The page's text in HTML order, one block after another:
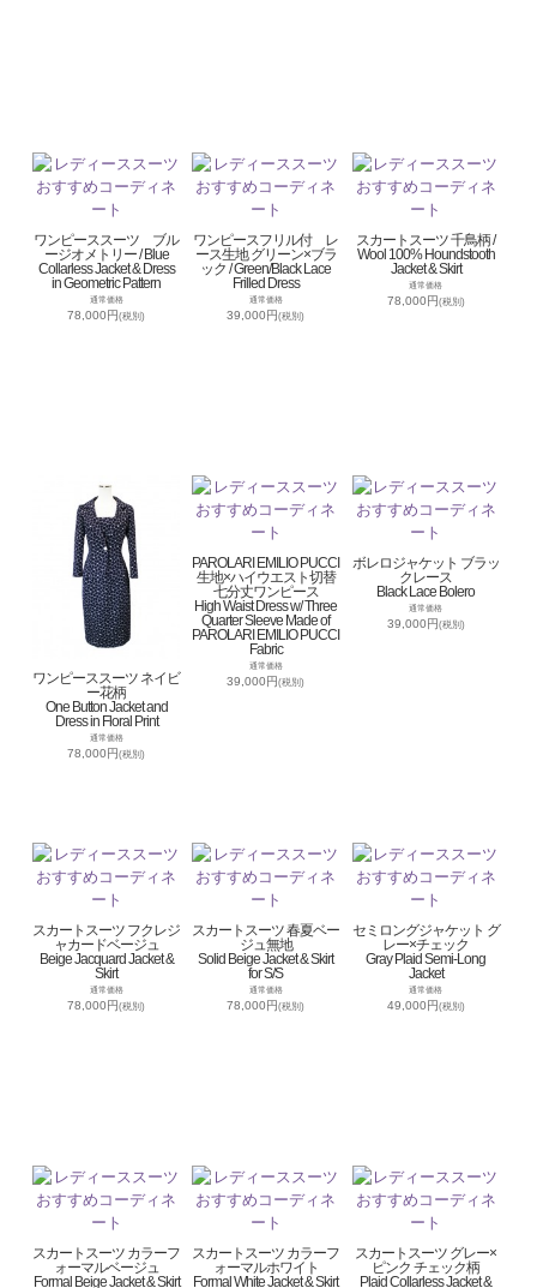
ワンピーススーツ ブル
ージオメトリー / Blue
Collarless Jacket & Dress
in Geometric Pattern
通常価格
78,000円(税別)
ワンピースフリル付 レ
ース生地 グリーン×ブラ
ック / Green/Black Lace
Frilled Dress
通常価格
39,000円(税別)
スカートスーツ 千鳥柄 /
Wool 100% Houndstooth
Jacket & Skirt
通常価格
78,000円(税別)
ワンピーススーツ ネイビ
ー花柄
One Button Jacket and
Dress in Floral Print
通常価格
78,000円(税別)
PAROLARI EMILIO PUCCI
生地×ハイウエスト切替
七分丈ワンピース
High Waist Dress w/ Three
Quarter Sleeve Made of
PAROLARI EMILIO PUCCI
Fabric
通常価格
39,000円(税別)
ボレロジャケット ブラッ
クレース
Black Lace Bolero
通常価格
39,000円(税別)
スカートスーツ フクレジ
ャカードベージュ
Beige Jacquard Jacket &
Skirt
通常価格
78,000円(税別)
スカートスーツ 春夏ベー
ジュ無地
Solid Beige Jacket & Skirt
for S/S
通常価格
78,000円(税別)
セミロングジャケット グ
レー×チェック
Gray Plaid Semi-Long
Jacket
通常価格
49,000円(税別)
スカートスーツ カラーフ
ォーマルベージュ
Formal Beige Jacket & Skirt
スカートスーツ カラーフ
ォーマルホワイト
Formal White Jacket & Skirt
スカートスーツ グレー×
ピンク チェック柄
Plaid Collarless Jacket &